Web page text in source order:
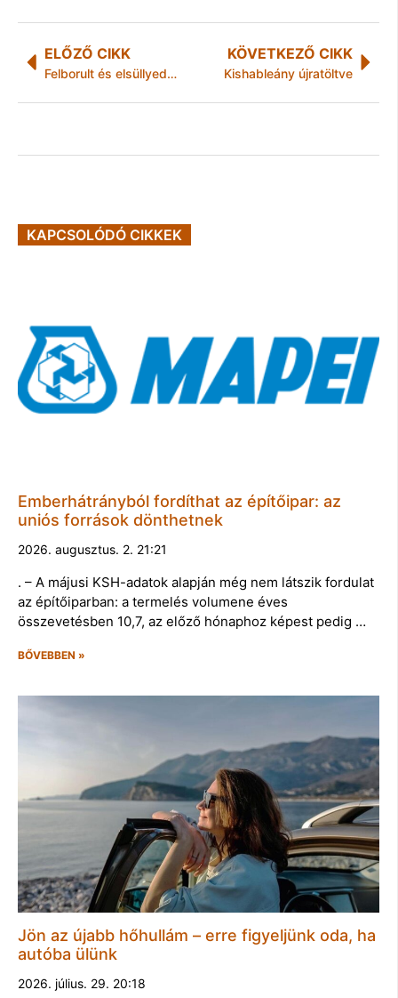
ELŐZŐ CIKK
Felborult és elsüllyedt egy hajó a Dunán a Parlamentnél
KÖVETKEZŐ CIKK
Kishableány újratöltve
KAPCSOLÓDÓ CIKKEK
Emberhátrányból fordíthat az építőipar: az
uniós források dönthetnek
2026. augusztus. 2. 21:21
. – A májusi KSH-adatok alapján még nem látszik fordulat
az építőiparban: a termelés volumene éves
összevetésben 10,7, az előző hónaphoz képest pedig …
BŐVEBBEN »
Jön az újabb hőhullám – erre figyeljünk oda, ha
autóba ülünk
2026. július. 29. 20:18